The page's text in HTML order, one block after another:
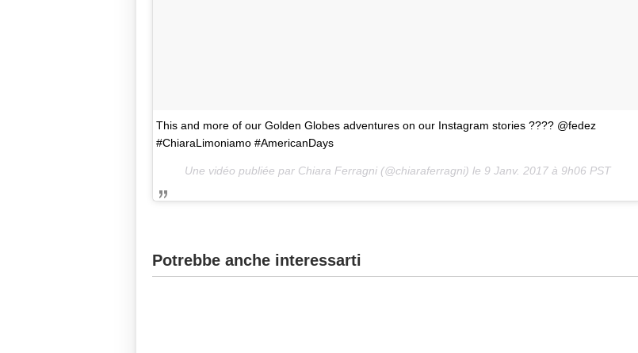
This and more of our Golden Globes adventures on our Instagram stories ???? @fedez
#ChiaraLimoniamo #AmericanDays
Une vidéo publiée par Chiara Ferragni (@chiaraferragni) le 9 Janv. 2017 à 9h06 PST
Potrebbe anche interessarti